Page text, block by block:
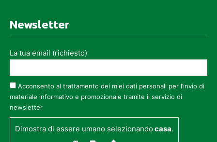
Newsletter
La tua email (richiesto)
Acconsento al trattamento dei miei dati personali per l’invio di
materiale informativo e promozionale tramite il servizio di
newsletter
Dimostra di essere umano selezionandocasa.